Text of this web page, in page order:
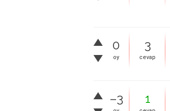
0
oy
3
cevap
–3 1